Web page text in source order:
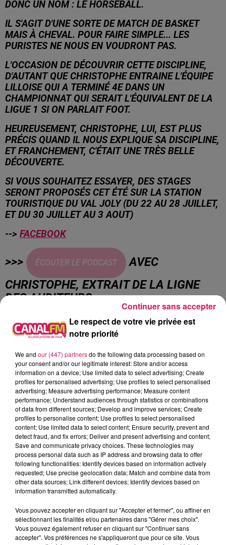
DONC UN NOM : LE HORSEBALL.
IL S'AGIT D'UNE SORTE DE MATCH DE BASKET
MAIS À CHEVAL. POUR FAIRE SIMPLE... LES
PURISTES NE NOUS EN VOUDRONT PAS.
L'OCCASION DE DÉCOUVRIR CETTE DISCIPLINE,
D'AUTANT QUE CHRISTOPHE ENTRAINE L'ÉQUIPE
LILLOISE QUI A TERMINÉ 4E DANS UN
CHAMPIONNAT QUI SERAIT L'ÉQUIVALENT DE LA
LIGUE 1 SI ON PARLAIT FOOT.
HEUREUSEMENT, CHRISTOPHE, LUI, EST PLUS
PRÉCIS QUAND IL NOUS EXPLIQUE SA DISCIPLINE,
ET FRANCHEMENT, C'ÉTAIT UNE TRÈS BELLE
DÉCOUVERTE.
SI VOUS SOUHAITEZ ESSAYER, DES STAGES
SERONT PROPOSÉS CET ÉTÉ SUR LA STATION
TOURISTIQUE DU VAL JOLY (DU 22 AU 28 JUILLET,
ET DU 30 JUILLET AU 3 AOUT)
--> FACEBOOK
>>> ÉCOUTER LE PODCAST
AVEC
CHRISTOPHE, EXTRAIT DE LA LIGNE
DES AUDITEURS.
À L'ANTENNE
9h00 - 13h00
la ligne des auditeurs
Le respect de votre vie privée est
notre priorité
We and our (447) partnersdo the following data processing based on
your consent and/or our legitimate interest: Store and/or access
information on a device; Use limited data to select advertising; Create
profiles for personalised advertising; Use profiles to select personalised
advertising; Measure advertising performance; Measure content
performance; Understand audiences through statistics or combinations
of data from different sources; Develop and improve services; Create
profiles to personalise content; Use profiles to select personalised
content; Use limited data to select content; Ensure security, prevent and
detect fraud, and fix errors; Deliver and present advertising and content;
Save and communicate privacy choices. These technologies may
process personal data such as IP address and browsing data to offer
following functionalities: Identify devices based on information actively
requested; Use precise geolocation data; Match and combine data from
other data sources; Link different devices; Identify devices based on
information transmitted automatically.
Vous pouvez accepter en cliquant sur "Accepter et fermer", ou affiner en
sélectionnant les finalités et/ou partenaires dans "Gérer mes choix".
Vous pouvez également refuser en cliquant sur "Continuer sans
accepter". Vos préférences ne s'appliqueront que pour ce site. Vous
Continuer sans accepter